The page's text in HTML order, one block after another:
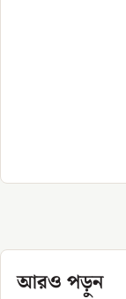
আরও পড়ুন